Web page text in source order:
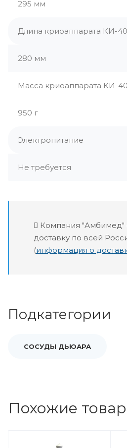
295 мм
Длина криоаппарата КИ-
280 мм
Масса криоаппарата КИ-
950 г
Электропитание
Не требуется
Компания "Амбимед"
доставку по всей
(информация о
Подкатегории
СОСУДЫ ДЬЮАРА
Похожие